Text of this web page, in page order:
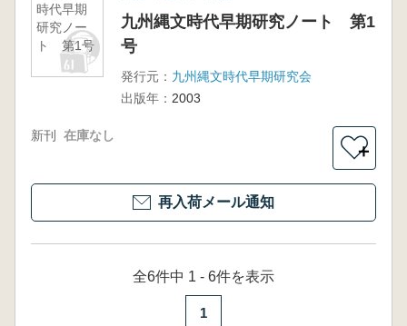
時代早期
研究ノー
ト 第1号
九州縄文時代早期研究ノート 第1
号
発行元： 九州縄文時代早期研究会
出版年： 2003
新刊 在庫なし
＋
再入荷メール通知
全6件中 1 - 6件を表示
1